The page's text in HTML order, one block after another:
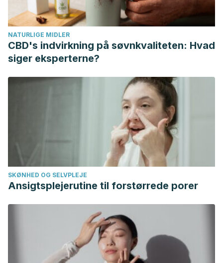
NATURLIGE MIDLER
CBD's indvirkning på søvnkvaliteten: Hvad
siger eksperterne?
SKØNHED OG SELVPLEJE
Ansigtsplejerutine til forstørrede porer